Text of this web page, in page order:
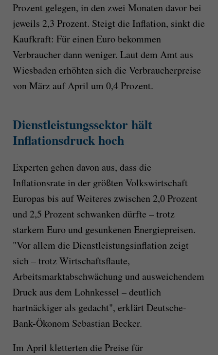
Prozent gelegen, in den zwei Monaten davor bei
jeweils 2,3 Prozent. Steigt die Inflation, sinkt die
Kaufkraft: Für einen Euro bekommen
Verbraucher dann weniger. Laut dem Amt aus
Wiesbaden erhöhten sich die Verbraucherpreise
von März auf April um 0,4 Prozent.
Dienstleistungssektor hält
Inflationsdruck hoch
Experten gehen davon aus, dass die
Inflationsrate in der größten Volkswirtschaft
Europas bis auf Weiteres zwischen 2,0 Prozent
und 2,5 Prozent schwanken dürfte – trotz
starkem Euro und gesunkenen Energiepreisen.
"Vor allem die Dienstleistungsinflation zeigt
sich – trotz Wirtschaftsflaute,
Arbeitsmarktabschwächung und ausweichendem
Druck aus dem Lohnkessel – deutlich
hartnäckiger als gedacht", erklärt Deutsche-
Bank-Ökonom Sebastian Becker.
Im April kletterten die Preise für